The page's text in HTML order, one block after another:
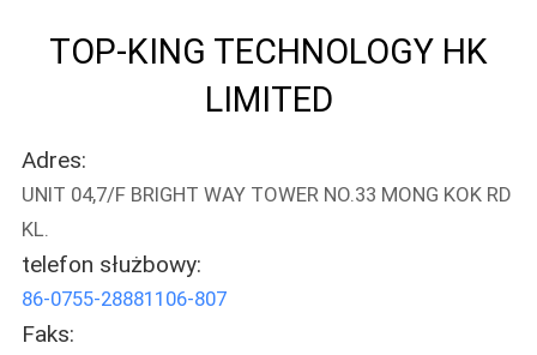
TOP-KING TECHNOLOGY HK
LIMITED
Adres:
UNIT 04,7/F BRIGHT WAY TOWER NO.33 MONG KOK RD
KL.
telefon służbowy:
86-0755-28881106-807
Faks: